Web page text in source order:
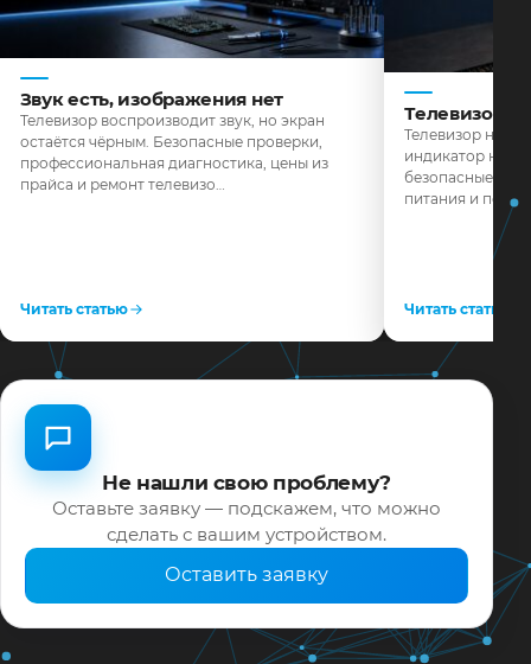
Звук есть, изображения нет
Телевизор воспроизводит звук, но экран
остаётся чёрным. Безопасные проверки,
профессиональная диагностика, цены из
прайса и ремонт телевизо…
Читать статью
Телевизор
Телевизор не
индикатор не
безопасные
питания и
Читать статью
Не нашли свою проблему?
Оставьте заявку — подскажем, что можно
сделать с вашим устройством.
Оставить заявку